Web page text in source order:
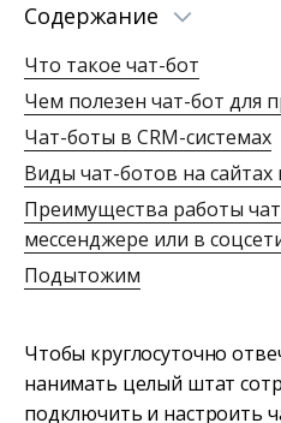
Содержание
Что такое чат-бот
Чем полезен чат-бот для
Чат-боты в CRM-системах
Виды чат-ботов на сайтах
Преимущества работы
мессенджере или в
Подытожим
Чтобы круглосуточно
нанимать целый штат
подключить и настроить